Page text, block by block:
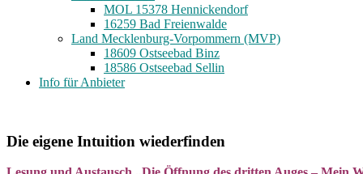
MOL 15378 Hennickendorf
16259 Bad Freienwalde
Land Mecklenburg-Vorpommern (MVP)
18609 Ostseebad Binz
18586 Ostseebad Sellin
Info für Anbieter
Die eigene Intuition wiederfinden